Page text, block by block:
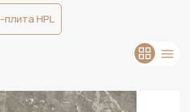
HPL